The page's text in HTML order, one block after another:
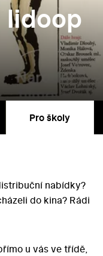
Pro školy
nabídky?
do kina? Rádi
u vás ve třídě,